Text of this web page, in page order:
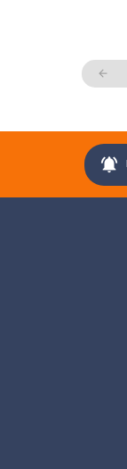
arrow_back
notifications_active